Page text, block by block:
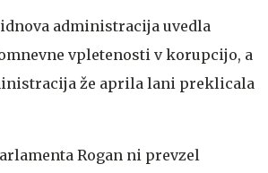
administracija uvedla
vpletenosti v korupcijo, a
že aprila lani preklicala
Rogan ni prevzel